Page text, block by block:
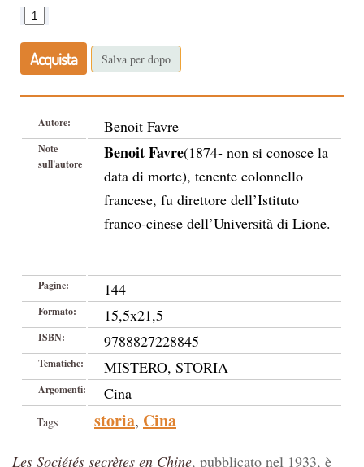
Acquista Salva per dopo
Autore: Benoit Favre
Note
sull'autore
Benoit Favre(1874- non si conosce la
data di morte), tenente colonnello
francese, fu direttore dell’Istituto
franco-cinese dell’Università di Lione.
Pagine: 144
Formato: 15,5x21,5
ISBN: 9788827228845
Tematiche: MISTERO, STORIA
Argomenti: Cina
Tags storia, Cina
Les Sociétés secrètes en Chine, pubblicato nel 1933, è